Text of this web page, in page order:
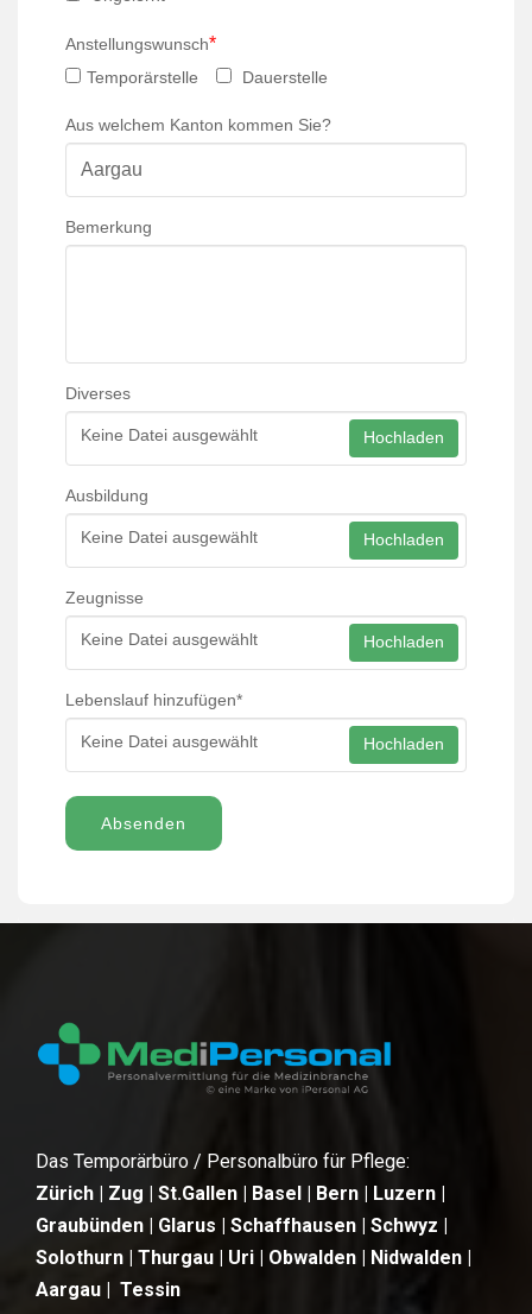
Anstellungswunsch*
Temporärstelle Dauerstelle
Aus welchem Kanton kommen Sie?
Bemerkung
Diverses
Keine Datei ausgewählt Hochladen
Ausbildung
Keine Datei ausgewählt Hochladen
Zeugnisse
Keine Datei ausgewählt Hochladen
Lebenslauf hinzufügen*
Keine Datei ausgewählt Hochladen
Absenden
Das Temporärbüro / Personalbüro für Pflege:
Zürich | Zug | St.Gallen | Basel | Bern | Luzern |
Graubünden | Glarus | Schaffhausen | Schwyz |
Solothurn | Thurgau | Uri | Obwalden | Nidwalden |
Aargau | Tessin